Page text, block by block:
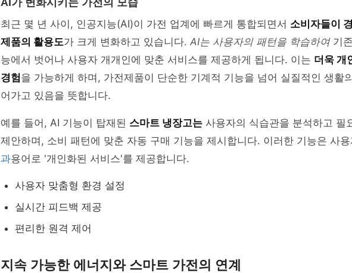
AI가 변화시키는 가전의 모습
최근 몇 년 사이, 인공지능(AI)이 가전 업계에 빠르게 통합되면서 소비자들이
제품의 활용도가 크게 변화하고 있습니다. AI는 사용자의 패턴을 학습하여기
능에서 벗어나 사용자 개개인에 맞춘 서비스를 제공하게 됩니다. 이는 더욱 개
경험을 가능하게 하며, 가전제품이 단순한 기계적 기능을 넘어 실질적인 생활
어가고 있음을 뜻합니다.
예를 들어, AI 기능이 탑재된 스마트 냉장고는 사용자의 식습관을 분석하고 필
제안하며, 소비 패턴에 맞춘 자동 구매 기능을 제시합니다. 이러한 기능은 사용
과용어로 '개인화된 서비스'를 제공합니다.
사용자 맞춤형 환경 설정
실시간 피드백 제공
편리한 원격 제어
지속 가능한 에너지와 스마트 가전의 연계